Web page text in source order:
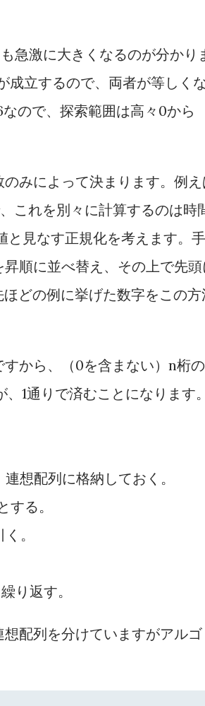
急激に大きくなるのが分かり
成立するので、両者が等しく
なので、探索範囲は高々0から
みによって決まります。例
これを別々に計算するのは時
と見なす正規化を考えます。手
順に並べ替え、その上で先
どの例に挙げた数字をこの方
から、（0を含まない）n桁の
1通りで済むことになります
想配列に格納しておく。
する。
。
り返す。
配列を分けていますがアル